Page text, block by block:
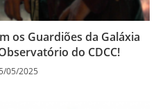
os Guardiões da Galáxia
do CDCC!
05/2025